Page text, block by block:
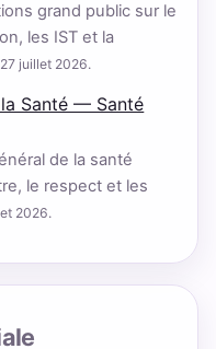
grand public sur le
les IST et la
juillet 2026.
Santé — Santé
de la santé
le respect et les
2026.